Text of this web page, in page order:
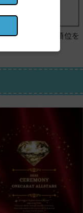
参加招待枠は順位を